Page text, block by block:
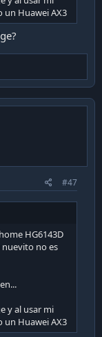
Huawei AX3
#47
HG6143D
nuevito no es
y al usar mi
Huawei AX3